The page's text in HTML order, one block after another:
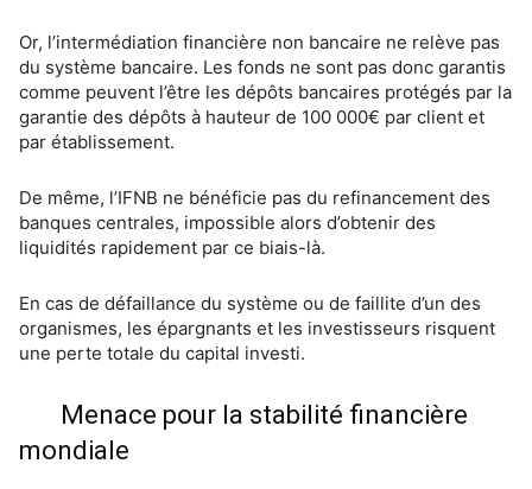
Or, l’intermédiation financière non bancaire ne relève pas
du système bancaire. Les fonds ne sont pas donc garantis
comme peuvent l’être les dépôts bancaires protégés par la
garantie des dépôts à hauteur de 100 000€ par client et
par établissement.
De même, l’IFNB ne bénéficie pas du refinancement des
banques centrales, impossible alors d’obtenir des
liquidités rapidement par ce biais-là.
En cas de défaillance du système ou de faillite d’un des
organismes, les épargnants et les investisseurs risquent
une perte totale du capital investi.
Menace pour la stabilité financière
mondiale